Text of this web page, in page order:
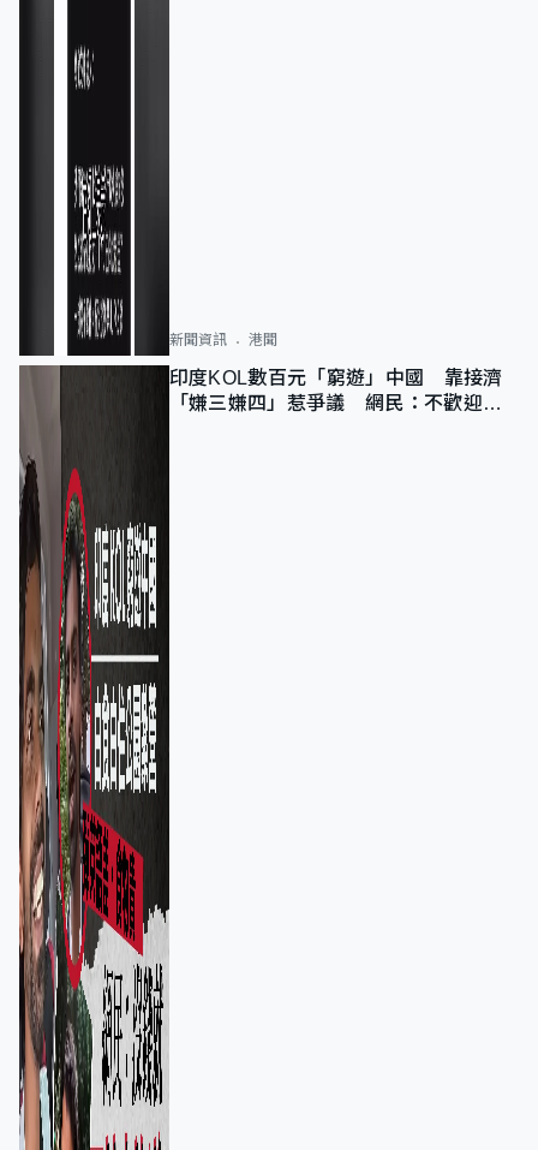
新聞資訊 港聞
印度KOL數百元「窮遊」中國 靠接濟
「嫌三嫌四」惹爭議 網民：不歡迎劣